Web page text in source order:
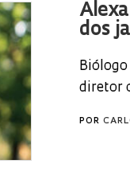
dos
diretor
POR